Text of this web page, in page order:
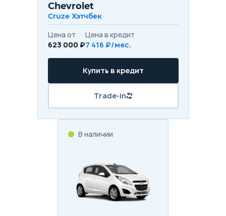
Chevrolet
Cruze Хэтчбек
Цена от
623 000 ₽
Цена в кредит
7 416 ₽/мес.
Купить в кредит
Trade-in
В наличии